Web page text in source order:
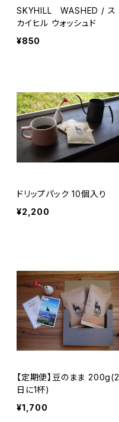
SKYHILL WASHED / ス
カイヒル ウォッシュド
¥850
ドリップパック 10個入り
¥2,200
【定期便】豆のまま 200g(2
日に1杯)
¥1,700